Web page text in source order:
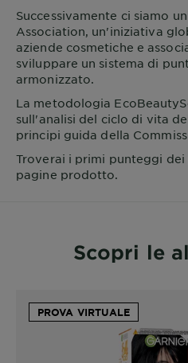
Successivamente ci siamo
Association, un'iniziativa
aziende cosmetiche e
sviluppare un sistema di
armonizzato.
La metodologia
sull'analisi del ciclo di vita
principi guida della
Troverai i primi punteggi
pagine prodotto.
Scopri le
PROVA VIRTUALE